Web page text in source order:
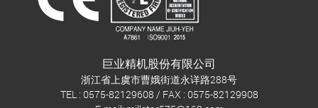
巨业精机股份有限公司
浙江省上虞市曹娥街道永详路288号
TEL : 0575-82129608 / FAX : 0575-82129908